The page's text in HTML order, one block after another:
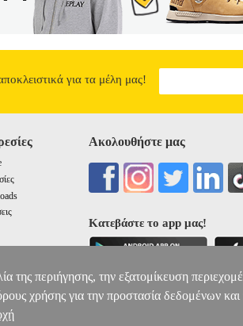
για τα μέλη μας!
Ακολουθήστε μας
Κατεβάστε το app μας!
της περιήγησης, την εξατομίκευση
χρήσης για την προστασία δεδομένων